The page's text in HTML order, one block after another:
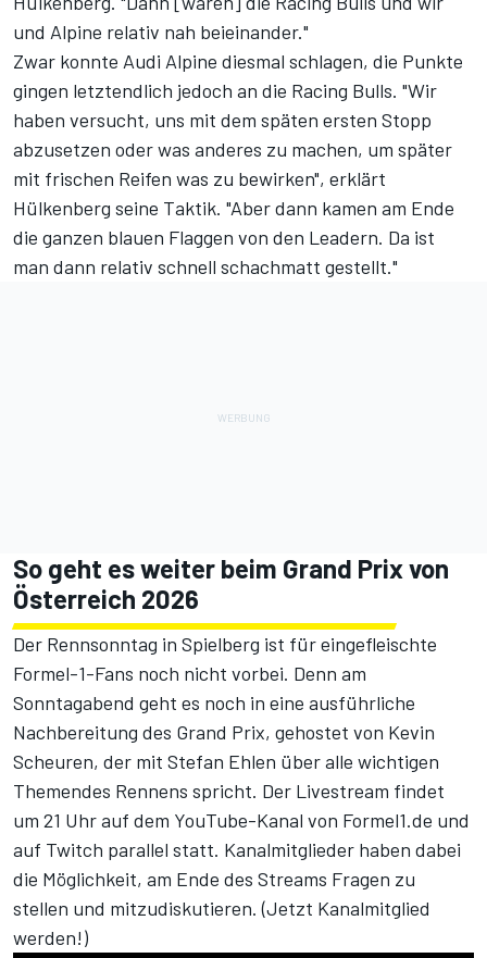
und Alpine relativ nah beieinander."
Zwar konnte Audi Alpine diesmal schlagen, die Punkte
gingen letztendlich jedoch an die Racing Bulls. "Wir
haben versucht, uns mit dem späten ersten Stopp
abzusetzen oder was anderes zu machen, um später
mit frischen Reifen was zu bewirken", erklärt
Hülkenberg seine Taktik. "Aber dann kamen am Ende
die ganzen blauen Flaggen von den Leadern. Da ist
man dann relativ schnell schachmatt gestellt."
So geht es weiter beim Grand Prix von
Österreich 2026
Der Rennsonntag in Spielberg ist für eingefleischte
Formel-1-Fans noch nicht vorbei. Denn am
Sonntagabend geht es noch in eine ausführliche
Nachbereitung des Grand Prix, gehostet von Kevin
Scheuren, der mit Stefan Ehlen über alle wichtigen
Themendes Rennens spricht. Der Livestream findet
um 21 Uhrauf dem YouTube-Kanal von Formel1.de und
auf Twitch parallel statt. Kanalmitglieder haben dabei
die Möglichkeit, am Ende des Streams Fragen zu
stellen und mitzudiskutieren. (Jetzt Kanalmitglied
werden!)